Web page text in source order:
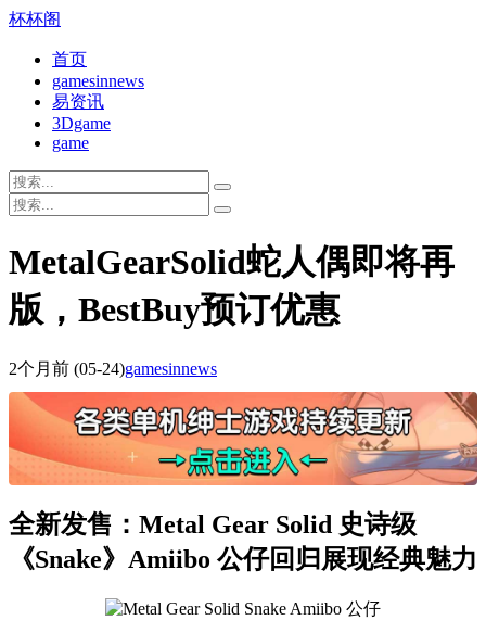
杯杯阁
首页
gamesinnews
易资讯
3Dgame
game
MetalGearSolid蛇人偶即将再
版，BestBuy预订优惠
2个月前 (05-24)gamesinnews
全新发售：Metal Gear Solid 史诗级
《Snake》Amiibo 公仔回归展现经典魅力